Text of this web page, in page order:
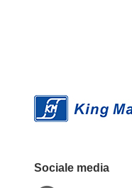
Sociale media